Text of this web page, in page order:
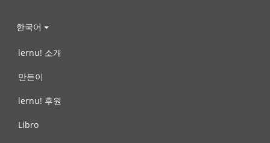
한국어
lernu! 소개
만든이
lernu! 후원
Libro